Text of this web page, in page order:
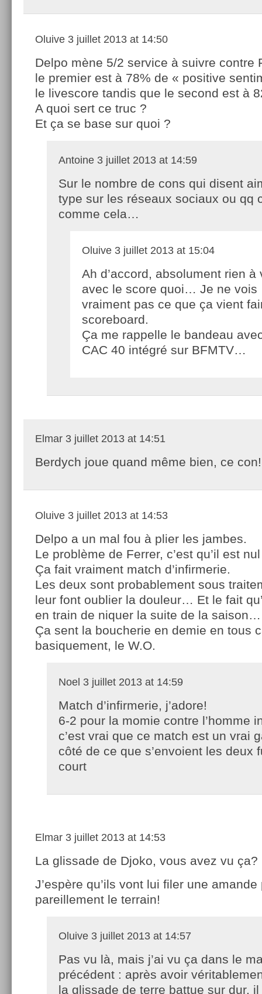
Oluive 3 juillet 2013 at 14:50
Delpo mène 5/2 service à suivre contre
le premier est à 78% de « positive
le livescore tandis que le second est à
A quoi sert ce truc ?
Et ça se base sur quoi ?
Antoine 3 juillet 2013 at 14:59
Sur le nombre de cons qui disent
type sur les réseaux sociaux ou qq
comme cela…
Oluive 3 juillet 2013 at 15:04
Ah d’accord, absolument rien à
avec le score quoi… Je ne vois
vraiment pas ce que ça vient
scoreboard.
Ça me rappelle le bandeau
CAC 40 intégré sur BFMTV…
Elmar 3 juillet 2013 at 14:51
Berdych joue quand même bien, ce con!
Oluive 3 juillet 2013 at 14:53
Delpo a un mal fou à plier les jambes.
Le problème de Ferrer, c’est qu’il est
Ça fait vraiment match d’infirmerie.
Les deux sont probablement sous
leur font oublier la douleur… Et le fait
en train de niquer la suite de la saison…
Ça sent la boucherie en demie en tous
basiquement, le W.O.
Noel 3 juillet 2013 at 14:59
Match d’infirmerie, j’adore!
6-2 pour la momie contre l’homme
c’est vrai que ce match est un vrai
côté de ce que s’envoient les deux
court
Elmar 3 juillet 2013 at 14:53
La glissade de Djoko, vous avez vu ça?
J’espère qu’ils vont lui filer une
pareillement le terrain!
Oluive 3 juillet 2013 at 14:57
Pas vu là, mais j’ai vu ça dans le
précédent : après avoir
la glissade de terre battue sur dur,